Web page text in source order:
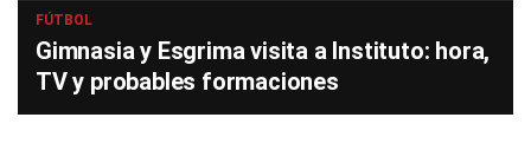
FÚTBOL
Gimnasia y Esgrima visita a Instituto: hora,
TV y probables formaciones